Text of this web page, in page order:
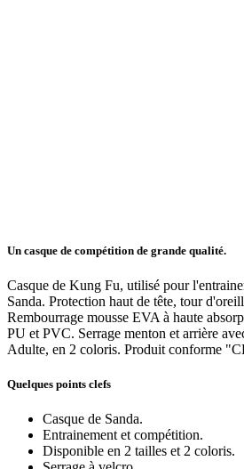
Un casque de compétition de grande qualité.
Casque de Kung Fu, utilisé pour
Sanda. Protection haut de tête, tour
Rembourrage mousse EVA à haute
PU et PVC. Serrage menton et arrière
Adulte, en 2 coloris. Produit conforme
Quelques points clefs
Casque de Sanda.
Entrainement et compétition.
Disponible en 2 tailles et 2 coloris.